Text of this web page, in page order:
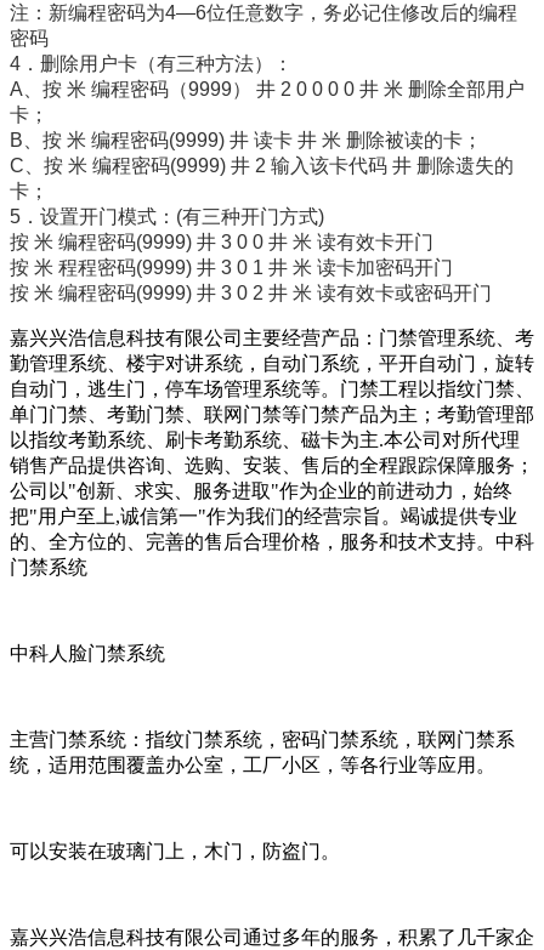
注：新编程密码为4—6位任意数字，务必记住修改后的编程
密码
4．删除用户卡（有三种方法）：
A、按 米 编程密码（9999） 井 2 0 0 0 0 井 米 删除全部用户
卡；
B、按 米 编程密码(9999) 井 读卡 井 米 删除被读的卡；
C、按 米 编程密码(9999) 井 2 输入该卡代码 井 删除遗失的
卡；
5．设置开门模式：(有三种开门方式)
按 米 编程密码(9999) 井 3 0 0 井 米 读有效卡开门
按 米 程程密码(9999) 井 3 0 1 井 米 读卡加密码开门
按 米 编程密码(9999) 井 3 0 2 井 米 读有效卡或密码开门
嘉兴兴浩信息科技有限公司主要经营产品：门禁管理系统、考
勤管理系统、楼宇对讲系统，自动门系统，平开自动门，旋转
自动门，逃生门，停车场管理系统等。门禁工程以指纹门禁、
单门门禁、考勤门禁、联网门禁等门禁产品为主；考勤管理部
以指纹考勤系统、刷卡考勤系统、磁卡为主.本公司对所代理
销售产品提供咨询、选购、安装、售后的全程跟踪保障服务；
公司以"创新、求实、服务进取"作为企业的前进动力，始终
把"用户至上,诚信第一"作为我们的经营宗旨。竭诚提供专业
的、全方位的、完善的售后合理价格，服务和技术支持。中科
门禁系统
中科人脸门禁系统
主营门禁系统：指纹门禁系统，密码门禁系统，联网门禁系
统，适用范围覆盖办公室，工厂小区，等各行业等应用。
可以安装在玻璃门上，木门，防盗门。
嘉兴兴浩信息科技有限公司通过多年的服务，积累了几千家企